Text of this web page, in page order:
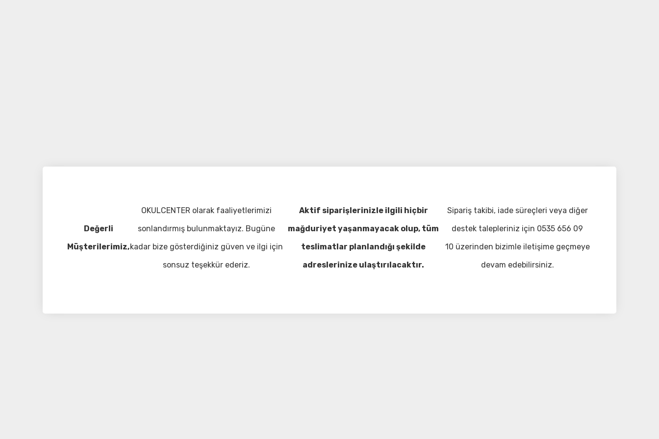
Değerli
Müşterilerimiz,
OKULCENTER olarak faaliyetlerimizi
sonlandırmış bulunmaktayız. Bugüne
kadar bize gösterdiğiniz güven ve ilgi için
sonsuz teşekkür ederiz.
Aktif siparişlerinizle ilgili hiçbir
mağduriyet yaşanmayacak olup, tüm
teslimatlar planlandığı şekilde
adreslerinize ulaştırılacaktır.
Sipariş takibi, iade süreçleri veya diğer
destek talepleriniz için 0535 656 09
10 üzerinden bizimle iletişime geçmeye
devam edebilirsiniz.